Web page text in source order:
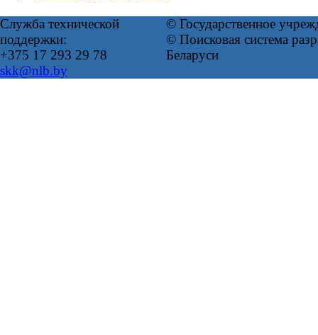
Служба технической
поддержки:
+375 17 293 29 78
skk@nlb.by
© Государственное
© Поисковая система
Беларуси